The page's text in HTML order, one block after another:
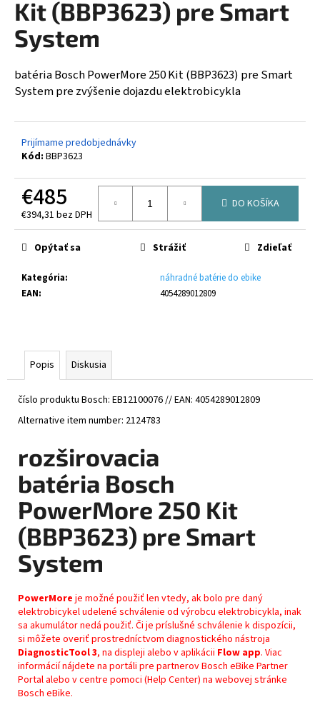
Kit (BBP3623) pre Smart
System
batéria Bosch PowerMore 250 Kit (BBP3623) pre Smart
System pre zvýšenie dojazdu elektrobicykla
Prijímame predobjednávky
Kód: BBP3623
€485
€394,31 bez DPH
Jednotková
cena:
DO KOŠÍKA
Kategória:
náhradné batérie do ebike
EAN: 4054289012809
Opýtať sa Strážiť Zdieľať
Popis Diskusia
číslo produktu Bosch: EB12100076 // EAN: 4054289012809
Alternative item number: 2124783
rozširovacia
batéria Bosch
PowerMore 250 Kit
(BBP3623) pre Smart
System
PowerMore je možné použiť len vtedy, ak bolo pre daný
elektrobicykel udelené schválenie od výrobcu elektrobicykla, inak
sa akumulátor nedá použiť. Či je príslušné schválenie k dispozícii,
si môžete overiť prostredníctvom diagnostického nástroja
DiagnosticTool 3, na displeji alebo v aplikácii Flow app. Viac
informácií nájdete na portáli pre partnerov Bosch eBike Partner
Portal alebo v centre pomoci (Help Center) na webovej stránke
Bosch eBike.
á
j
ť
?
O
d
o
m
E-
PRO
(715
WH)
MODEL
2026
(PANASONIC
GXM)
€4
899
Pôvodne:
999